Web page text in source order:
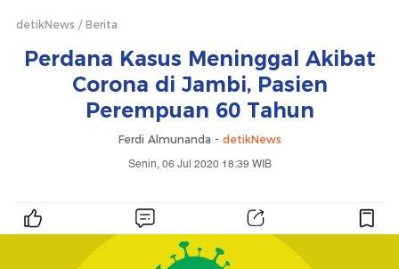
detikNews Berita
Perdana Kasus Meninggal Akibat
Corona di Jambi, Pasien
Perempuan 60 Tahun
Ferdi Almunanda - detikNews
Senin, 06 Jul 2020 18:39 WIB